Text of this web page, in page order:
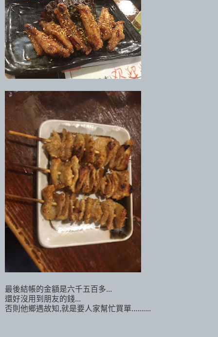
最後結帳的金額是六千五百多...
還好沒用到朋友的錢...
否則他鄉遇故知,就是要人家幫忙買單..........